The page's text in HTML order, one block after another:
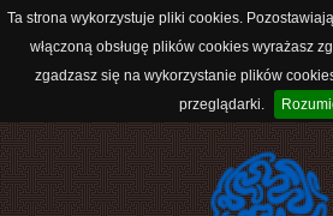
Ta strona wykorzystuje pliki cookies.
włączoną obsługę plików cookies wyrażasz
zgadzasz się na wykorzystanie plików
przeglądarki.